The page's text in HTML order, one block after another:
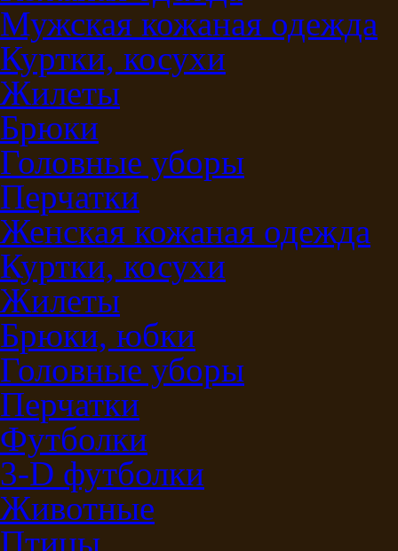
Мужская кожаная одежда
Куртки, косухи
Жилеты
Брюки
Головные уборы
Перчатки
Женская кожаная одежда
Куртки, косухи
Жилеты
Брюки, юбки
Головные уборы
Перчатки
Футболки
3-D футболки
Животные
Птицы